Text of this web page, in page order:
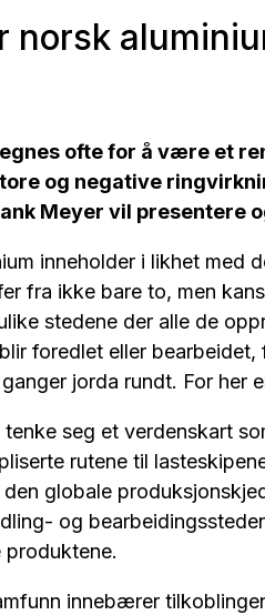
norsk
ofte for å være et
og negative
Meyer vil presentere
inneholder i likhet med
fra ikke bare to, men
stedene der alle de
foredlet eller
jorda rundt. For her
tenke seg et verdenskart
rutene til
den globale
og
produktene.
innebærer